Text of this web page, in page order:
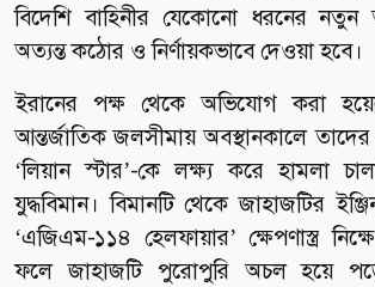
বিদেশি বাহিনীর যেকোনো ধরনের নতুন
অত্যন্ত কঠোর ও নির্ণায়কভাবে দেওয়া হবে।
ইরানের পক্ষ থেকে অভিযোগ করা
আন্তর্জাতিক জলসীমায় অবস্থানকালে
‘লিয়ান স্টার’-কে লক্ষ্য করে হামলা
যুদ্ধবিমান। বিমানটি থেকে জাহাজটির
‘এজিএম-১১৪ হেলফায়ার’ ক্ষেপণাস্ত্র
ফলে জাহাজটি পুরোপুরি অচল হয়ে